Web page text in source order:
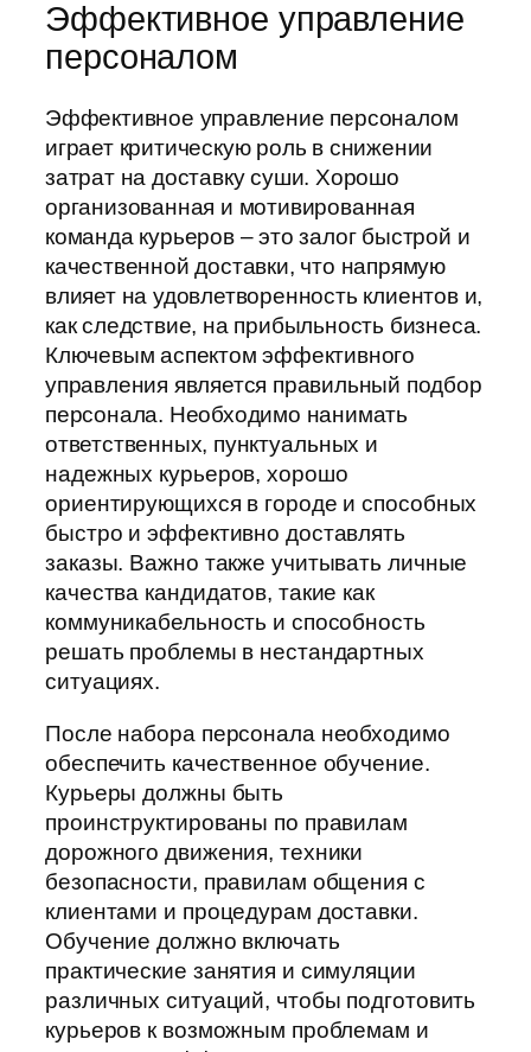
Эффективное управление
персоналом
Эффективное управление персоналом
играет критическую роль в снижении
затрат на доставку суши. Хорошо
организованная и мотивированная
команда курьеров – это залог быстрой и
качественной доставки, что напрямую
влияет на удовлетворенность клиентов и,
как следствие, на прибыльность бизнеса.
Ключевым аспектом эффективного
управления является правильный подбор
персонала. Необходимо нанимать
ответственных, пунктуальных и
надежных курьеров, хорошо
ориентирующихся в городе и способных
быстро и эффективно доставлять
заказы. Важно также учитывать личные
качества кандидатов, такие как
коммуникабельность и способность
решать проблемы в нестандартных
ситуациях.
После набора персонала необходимо
обеспечить качественное обучение.
Курьеры должны быть
проинструктированы по правилам
дорожного движения, техники
безопасности, правилам общения с
клиентами и процедурам доставки.
Обучение должно включать
практические занятия и симуляции
различных ситуаций, чтобы подготовить
курьеров к возможным проблемам и